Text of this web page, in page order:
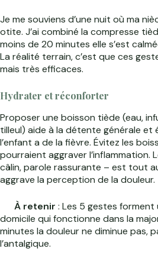
Je me souviens d’une nuit où ma
otite. J’ai combiné la compresse
moins de 20 minutes elle s’est
La réalité terrain, c’est que ces
mais très efficaces.
Hydrater et réconforter
Proposer une boisson tiède (eau,
tilleul) aide à la détente générale et
l’enfant a de la fièvre. Évitez les
pourraient aggraver l’inflammation.
câlin, parole rassurante – est tout
aggrave la perception de la douleur.
À retenir : Les 5 gestes forment
domicile qui fonctionne dans la
minutes la douleur ne diminue pas,
l’antalgique.